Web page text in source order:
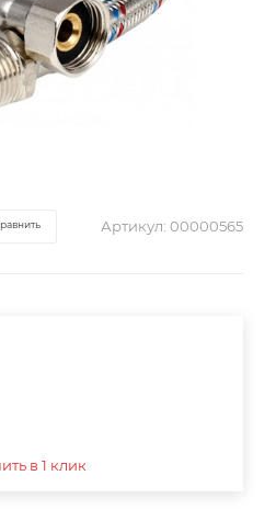
Артикул: 00000565
в 1 клик